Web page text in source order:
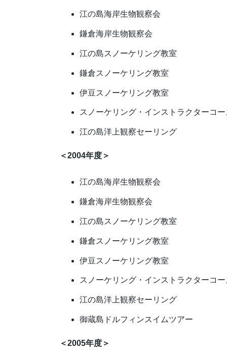
江の島海岸生物観察会
鎌倉海岸生物観察会
江の島スノーケリング教室
鎌倉スノーケリング教室
伊豆スノーケリング教室
スノーケリング・インストラクターコー
江の島洋上観察セーリング
＜2004年度＞
江の島海岸生物観察会
鎌倉海岸生物観察会
江の島スノーケリング教室
鎌倉スノーケリング教室
伊豆スノーケリング教室
スノーケリング・インストラクターコー
江の島洋上観察セーリング
御蔵島ドルフィンスイムツアー
＜2005年度＞